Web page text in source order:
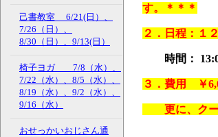
己書教室 6/21(日）、
7/26（日）、
8/30（日）、9/13(日）
椅子ヨガ 7/8（水）、
7/22（水）、8/5（水）、
8/19（水）、9/2（水）、
9/16（水）
おせっかいおじさん通
す。＊＊＊
２．日程：１
時間：
３．費用 ￥
更に、クー